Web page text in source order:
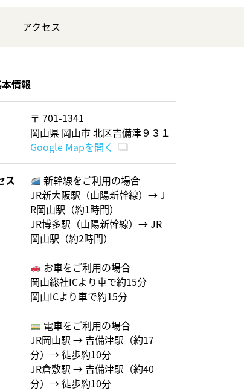
アクセス
情報
〒 701-1341
岡山県 岡山市 北区吉備津９３１
Google Mapを開く
ス
新幹線をご利用の場合
JR新大阪駅（山陽新幹線）→ J
R岡山駅（約1時間）
JR博多駅（山陽新幹線）→ JR
岡山駅（約2時間）
お車をご利用の場合
岡山総社ICより車で約15分
岡山ICより車で約15分
電車をご利用の場合
JR岡山駅 → 吉備津駅（約17
分）→ 徒歩約10分
JR倉敷駅 → 吉備津駅（約40
分）→ 徒歩約10分